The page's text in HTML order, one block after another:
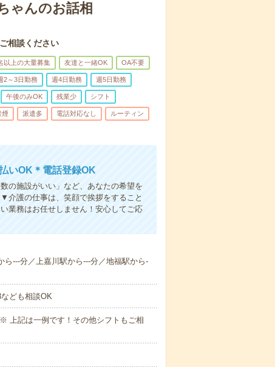
ゃんのお話相
相談ください
以上の大量募集 友達と一緒OK OA不要
2～3日勤務 週4日勤務 週5日勤務
午後のみOK 残業少 シフト
煙 派遣多 電話対応なし ルーティン
いOK＊電話登録OK
の施設がいい」など、あなたの希望を
介護の仕事は、笑顔で挨拶をすること
業務はお任せしません！安心してご応
ら---分／上嘉川駅から---分／地福駅から-
ども相談OK
上記は一例です！その他シフトもご相